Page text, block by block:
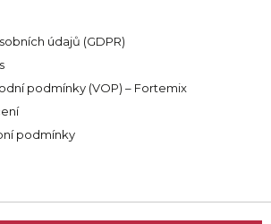
údajů (GDPR)
podmínky (VOP) – Fortemix
podmínky